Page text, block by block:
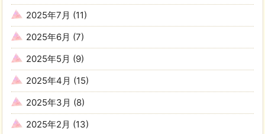
2025年7月 (11)
2025年6月 (7)
2025年5月 (9)
2025年4月 (15)
2025年3月 (8)
2025年2月 (13)